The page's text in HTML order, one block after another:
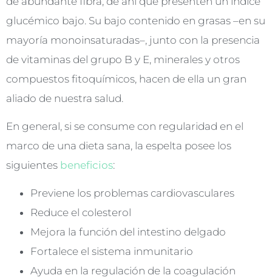
glucémico bajo. Su bajo contenido en grasas –en su
mayoría monoinsaturadas–, junto con la presencia
de vitaminas del grupo B y E, minerales y otros
compuestos fitoquímicos, hacen de ella un gran
aliado de nuestra salud.
En general, si se consume con regularidad en el
marco de una dieta sana, la espelta posee los
siguientes beneficios:
Previene los problemas cardiovasculares
Reduce el colesterol
Mejora la función del intestino delgado
Fortalece el sistema inmunitario
Ayuda en la regulación de la coagulación